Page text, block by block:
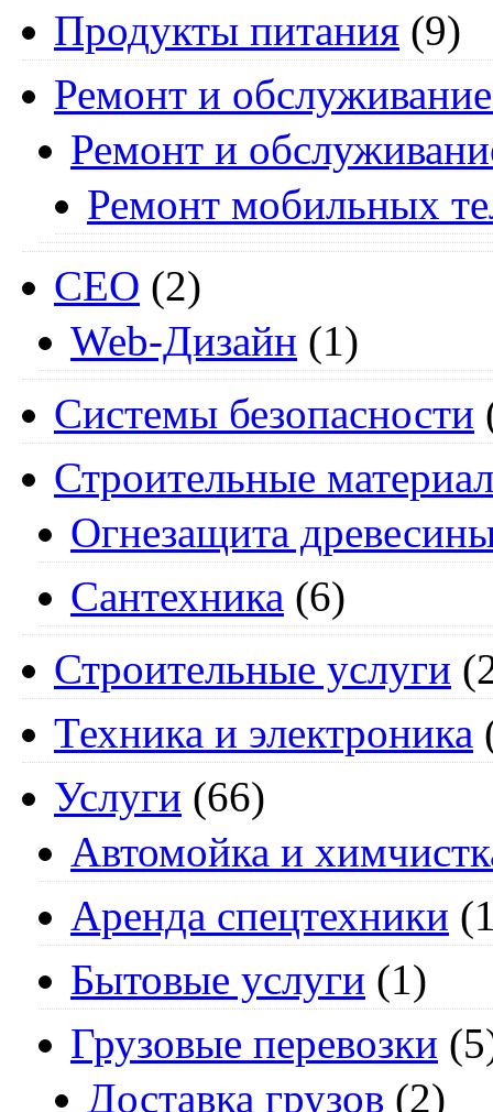
Продукты питания (9)
Ремонт и
Ремонт и
Ремонт мобильных
СЕО (2)
Web-Дизайн (1)
Системы безопасности
Строительные
Огнезащита
Сантехника (6)
Строительные услуги
Техника и электроника
Услуги (66)
Автомойка и
Аренда спецтехники
Бытовые услуги (1)
Грузовые перевозки
Доставка грузов (2)